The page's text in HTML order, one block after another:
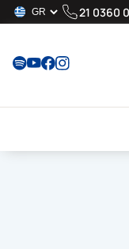
21 0360